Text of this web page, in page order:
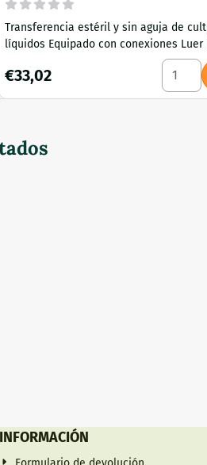
para Cinta autoclave 19 mm x
Transferencia estéril y sin aguja de
líquidos Equipado con conexiones Luer
Totalmente resistentes a los procesos
autoclave - 1000 ml - material: vidrio,
polipropileno y nailon - autoclavable -
Precio: 33,02
€33,02
INFORMACIÓN